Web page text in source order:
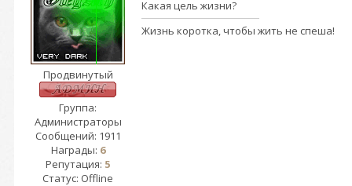
Продвинутый
Группа:
Администраторы
Сообщений: 1911
Награды: 6
Репутация: 5
Статус: Offline
Какая цель жизни?
Жизнь коротка, чтобы жить не спеша!